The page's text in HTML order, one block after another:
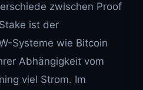
zwischen Proof
ist der
Systeme wie Bitcoin
Abhängigkeit vom
viel Strom. Im